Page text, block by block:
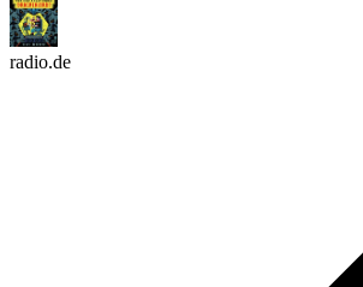
radio.de